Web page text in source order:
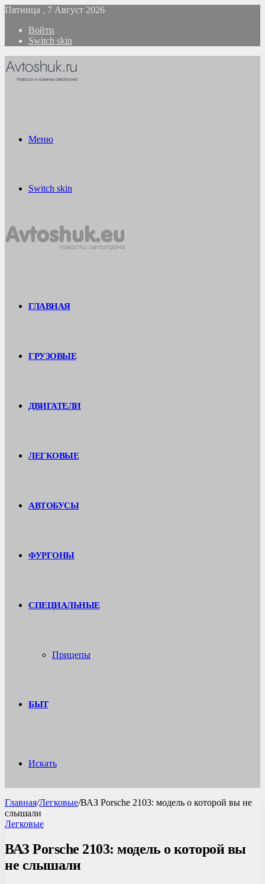
Пятница , 7 Август 2026
Войти
Switch skin
Меню
Switch skin
ГЛАВНАЯ
ГРУЗОВЫЕ
ДВИГАТЕЛИ
ЛЕГКОВЫЕ
АВТОБУСЫ
ФУРГОНЫ
СПЕЦИАЛЬНЫЕ
Прицепы
БЫТ
Искать
Главная/Легковые/ВАЗ Porsche 2103: модель о которой вы не
слышали
Легковые
ВАЗ Porsche 2103: модель о которой вы
не слышали